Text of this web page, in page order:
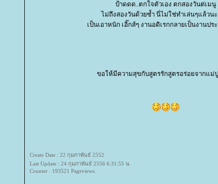
ป้าดดด..ตกใจตัวเอง ตกสองวันต่เมนู
ไม่ถึงสองวันด้วยซ้ำ นี่ไม่ใช่ทำเล่นๆแล้วน
เป็นเอาหนัก เอิ๊กส์ๆ งานอดิเรกกลายเป็นงานปร
ขอให้มีความสุขกับสูตรรักสูตรอร่อยจากแม่
Create Date : 22 กุมภาพันธ์ 2552
Last Update : 24 กุมภาพันธ์ 2556 6:31:55 น.
Counter : 193521 Pageviews.